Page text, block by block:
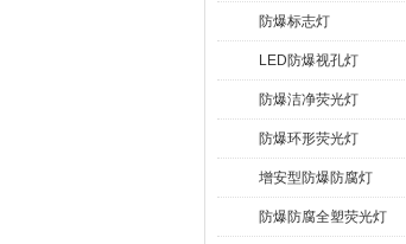
防爆标志灯
LED防爆视孔灯
防爆洁净荧光灯
防爆环形荧光灯
增安型防爆防腐灯
防爆防腐全塑荧光灯